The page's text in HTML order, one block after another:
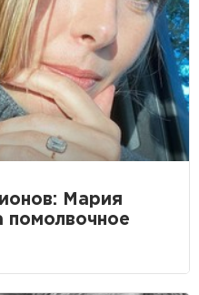
Мария
помолвочное